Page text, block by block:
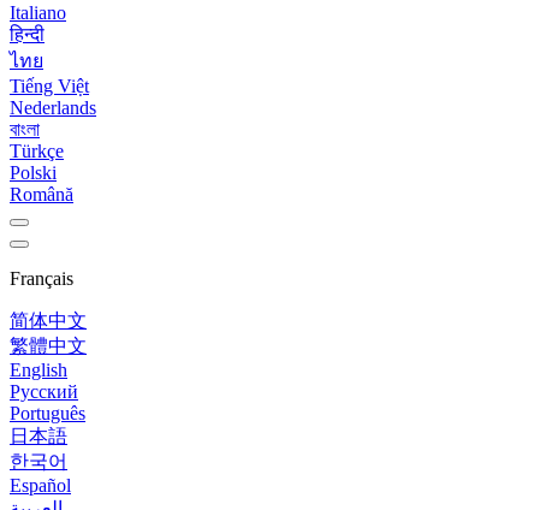
Italiano
हिन्दी
ไทย
Tiếng Việt
Nederlands
বাংলা
Türkçe
Polski
Română
Français
简体中文
繁體中文
English
Русский
Português
日本語
한국어
Español